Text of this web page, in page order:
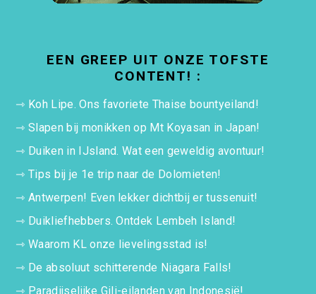
EEN GREEP UIT ONZE TOFSTE
CONTENT! :
⇾ Koh Lipe. Ons favoriete Thaise bountyeiland!
⇾Slapen bij monikken op Mt Koyasan in Japan!
⇾ Duiken in IJsland. Wat een geweldig avontuur!
⇾Tips bij je 1e trip naar de Dolomieten!
⇾Antwerpen! Even lekker dichtbij er tussenuit!
⇾ Duikliefhebbers. Ontdek Lembeh Island!
⇾Waarom KL onze lievelingsstad is!
⇾ De absoluut schitterende Niagara Falls!
⇾ Paradijselijke Gili-eilanden van Indonesië!